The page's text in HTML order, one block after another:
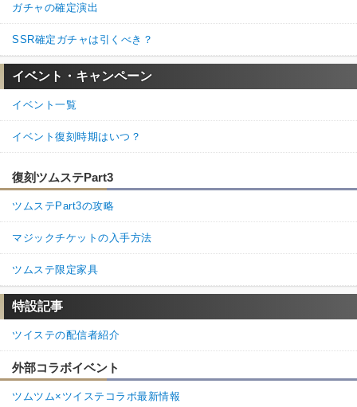
通に暮らせますよ…？ 個人的にはショップでの使い道をもう少
し増やしてほしいところ。
17. 名無しさん 通報
マドル1千数百万超えました
他の人も書いてますがマドル貯めたいなら「蜜系は使わない」
蜜を頻繁に使っちゃうと確実に支出＞収入になるから常に足りな
くなる
とかイベextraとかこのゲームはガチ勢ほどマドルに苦しみますね
返信(0)
16. 名無しさん 通報
今まで特に気にせずマドル使ってたんだが、ルーム機能が加わっ
て面白いくらいに減っていって一気に枯渇した…。どこで稼ぐん
だかすら忘れていたわ…。
返信 (0)
ガチャの確定演出
SSR確定ガチャは引くべき？
イベント・キャンペーン
イベント一覧
イベント復刻時期はいつ？
復刻ツムステPart3
ツムステPart3の攻略
マジックチケットの入手方法
ツムステ限定家具
特設記事
ツイステの配信者紹介
外部コラボイベント
ツムツム×ツイステコラボ最新情報